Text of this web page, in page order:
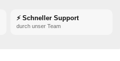
⚡ Schneller Support
durch unser Team